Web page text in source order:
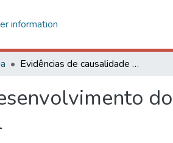
information
Evidências de causalidade entre desenvolvimento do sistema financeiro e crescimento econômico no Brasil